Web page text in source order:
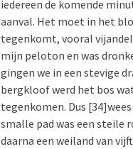
iedereen de komende
aanval. Het moet in het
tegenkomt, vooral
mijn peloton en was
gingen we in een stevige
bergkloof werd het bos
tegenkomen. Dus
smalle pad was een steile
daarna een weiland van